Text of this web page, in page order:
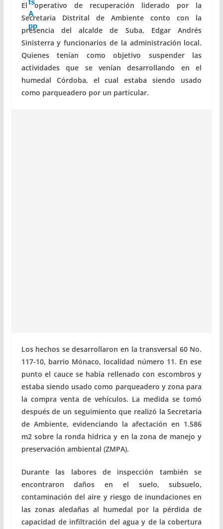
El operativo de recuperación liderado por la
Secretaria Distrital de Ambiente conto con la
presencia del alcalde de Suba, Edgar Andrés
Sinisterra y funcionarios de la administración local.
Quienes tenían como objetivo suspender las
actividades que se venían desarrollando en el
humedal Córdoba, el cual estaba siendo usado
como parqueadero por un particular.
Los hechos se desarrollaron en la transversal 60 No.
117-10, barrio Mónaco, localidad número 11. En ese
punto el cauce se había rellenado con escombros y
estaba siendo usado como parqueadero y zona para
la compra venta de vehículos. La medida se tomó
después de un seguimiento que realizó la Secretaria
de Ambiente, evidenciando la afectación en 1.586
m2 sobre la ronda hídrica y en la zona de manejo y
preservación ambiental (ZMPA).
Durante las labores de inspección también se
encontraron daños en el suelo, subsuelo,
contaminación del aire y riesgo de inundaciones en
las zonas aledañas al humedal por la pérdida de
capacidad de infiltración del agua y de la cobertura